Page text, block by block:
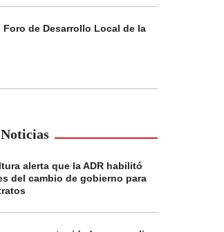
Foro de Desarrollo Local de la
alerta que la ADR habilitó
del cambio de gobierno para